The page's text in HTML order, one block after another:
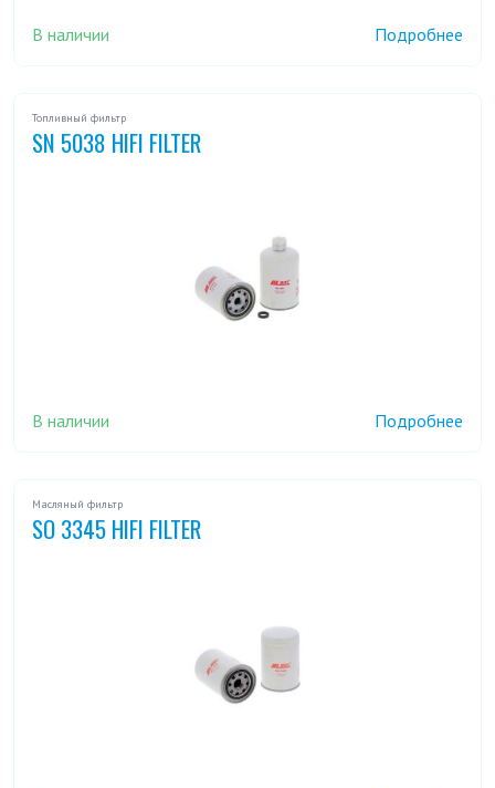
В наличии Подробнее
Топливный фильтр
SN 5038 HIFI FILTER
В наличии Подробнее
Масляный фильтр
SO 3345 HIFI FILTER